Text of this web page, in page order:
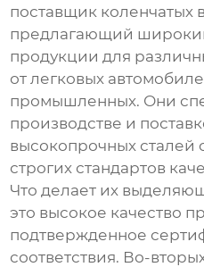
поставщик коленчатых
предлагающий
продукции для
от легковых
промышленных. Они
производстве и
высокопрочных
строгих стандартов
Что делает их
это высокое качество
подтвержденное
соответствия. Во-